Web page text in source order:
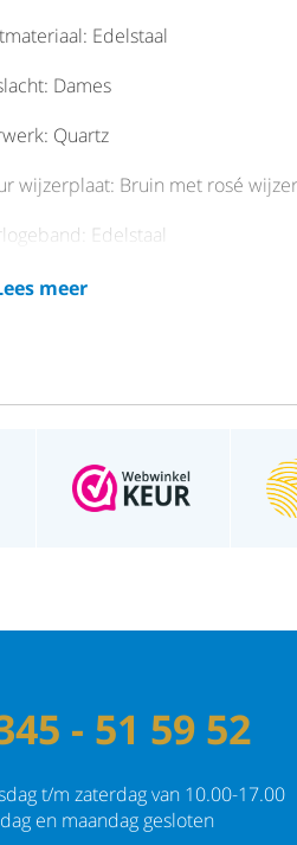
Edelstaal
Dames
Quartz
wijzerplaat: Bruin met rosé
Edelstaal
Mineraal kristal
meer
- 51 59 52
t/m zaterdag van 10.00-17.00
en maandag gesloten